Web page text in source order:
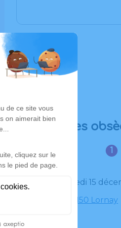
Déroulé des
Le vendredi 15
Eglise, 74150 Lornay